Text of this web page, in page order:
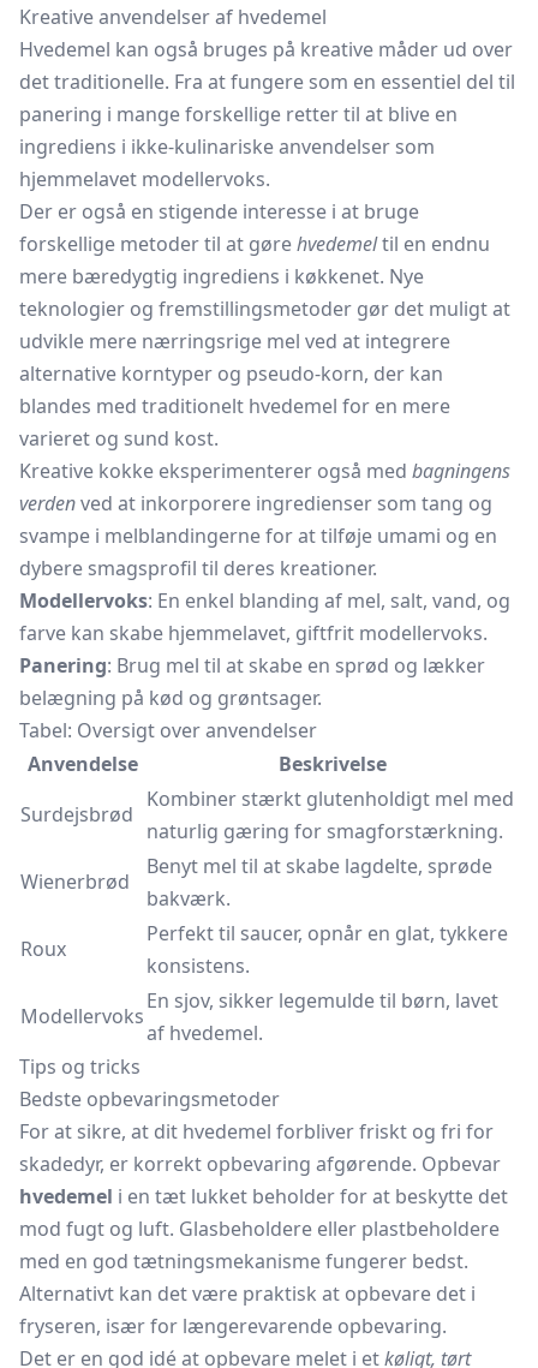
Kreative anvendelser af hvedemel
Hvedemel kan også bruges på kreative måder ud over
det traditionelle. Fra at fungere som en essentiel del til
panering i mange forskellige retter til at blive en
ingrediens i ikke-kulinariske anvendelser som
hjemmelavet modellervoks.
Der er også en stigende interesse i at bruge
forskellige metoder til at gørehvedemeltil en endnu
mere bæredygtig ingrediens i køkkenet. Nye
teknologier og fremstillingsmetoder gør det muligt at
udvikle mere nærringsrige mel ved at integrere
alternative korntyper og pseudo-korn, der kan
blandes med traditionelt hvedemel for en mere
varieret og sund kost.
Kreative kokke eksperimenterer også med bagningens
verdenved at inkorporere ingredienser som tang og
svampe i melblandingerne for at tilføje umami og en
dybere smagsprofil til deres kreationer.
Modellervoks: En enkel blanding af mel, salt, vand, og
farve kan skabe hjemmelavet, giftfrit modellervoks.
Panering: Brug mel til at skabe en sprød og lækker
belægning på kød og grøntsager.
Tabel: Oversigt over anvendelser
Anvendelse
Beskrivelse
Surdejsbrød
Kombiner stærkt glutenholdigt mel med
naturlig gæring for smagforstærkning.
Wienerbrød
Benyt mel til at skabe lagdelte, sprøde
bakværk.
Roux
Perfekt til saucer, opnår en glat, tykkere
konsistens.
Modellervoks
En sjov, sikker legemulde til børn, lavet
af hvedemel.
Tips og tricks
Bedste opbevaringsmetoder
For at sikre, at dit hvedemel forbliver friskt og fri for
skadedyr, er korrekt opbevaring afgørende. Opbevar
hvedemel i en tæt lukket beholder for at beskytte det
mod fugt og luft. Glasbeholdere eller plastbeholdere
med en god tætningsmekanisme fungerer bedst.
Alternativt kan det være praktisk at opbevare det i
fryseren, især for længerevarende opbevaring.
Det er en god idé at opbevare melet i etkøligt, tørt